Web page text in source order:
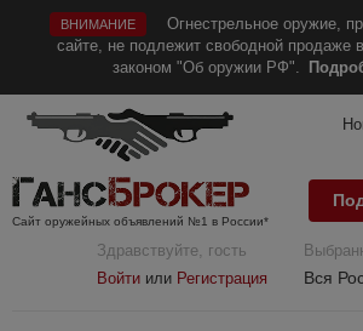
ВНИМАНИЕ
Огнестрельное оружие,
сайте, не подлежит свободной продаже
законом "Об оружии РФ".
Сайт оружейных объявлений №1 в России*
Здравствуйте, гость
Войти или Регистрация Вся